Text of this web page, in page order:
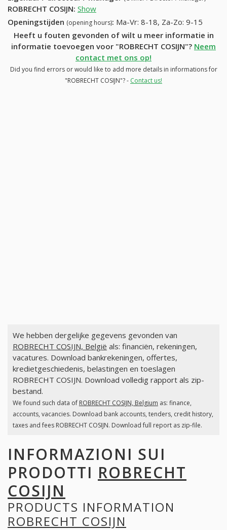
ROBRECHT COSIJN: Show
Openingstijden (opening hours): Ma-Vr: 8-18, Za-Zo: 9-15
Heeft u fouten gevonden of wilt u meer informatie in
informatie toevoegen voor "ROBRECHT COSIJN"? Neem
contact met ons op!
Did you find errors or would like to add more details in informations for
"ROBRECHT COSIJN"? - Contact us!
We hebben dergelijke gegevens gevonden van
ROBRECHT COSIJN, België als: financiën, rekeningen,
vacatures. Download bankrekeningen, offertes,
kredietgeschiedenis, belastingen en toeslagen
ROBRECHT COSIJN. Download volledig rapport als zip-
bestand.
We found such data of ROBRECHT COSIJN, Belgium as: finance,
accounts, vacancies. Download bank accounts, tenders, credit history,
taxes and fees ROBRECHT COSIJN. Download full report as zip-file.
INFORMAZIONI SUI
PRODOTTI ROBRECHT
COSIJN
PRODUCTS INFORMATION
ROBRECHT COSIJN